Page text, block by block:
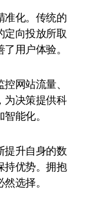
准化。传统的
定向投放所取
用户体验。
网站流量、
为决策提供科
能化。
提升自身的数
持优势。拥抱
选择。